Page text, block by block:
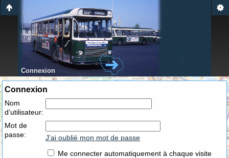
Connexion
Connexion
Nom
d’utilisateur:
Mot de
passe:
J’ai oublié mon mot de passe
Me connecter automatiquement à chaque visite